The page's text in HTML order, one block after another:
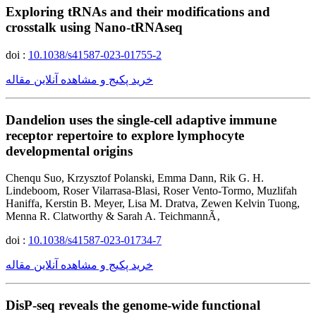
Exploring tRNAs and their modifications and
crosstalk using Nano-tRNAseq
doi : 10.1038/s41587-023-01755-2
خرید پکیج و مشاهده آنلاین مقاله
Dandelion uses the single-cell adaptive immune
receptor repertoire to explore lymphocyte
developmental origins
Chenqu Suo, Krzysztof Polanski, Emma Dann, Rik G. H.
Lindeboom, Roser Vilarrasa-Blasi, Roser Vento-Tormo, Muzlifah
Haniffa, Kerstin B. Meyer, Lisa M. Dratva, Zewen Kelvin Tuong,
Menna R. Clatworthy & Sarah A. TeichmannÃ‚
doi : 10.1038/s41587-023-01734-7
خرید پکیج و مشاهده آنلاین مقاله
DisP-seq reveals the genome-wide functional